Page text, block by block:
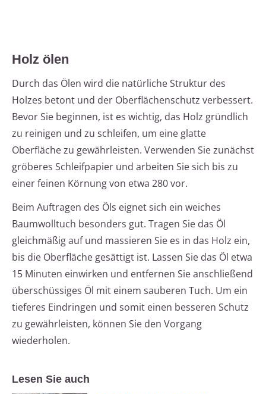
Holz ölen
Durch das Ölen wird die natürliche Struktur des
Holzes betont und der Oberflächenschutz verbessert.
Bevor Sie beginnen, ist es wichtig, das Holz gründlich
zu reinigen und zu schleifen, um eine glatte
Oberfläche zu gewährleisten. Verwenden Sie zunächst
gröberes Schleifpapier und arbeiten Sie sich bis zu
einer feinen Körnung von etwa 280 vor.
Beim Auftragen des Öls eignet sich ein weiches
Baumwolltuch besonders gut. Tragen Sie das Öl
gleichmäßig auf und massieren Sie es in das Holz ein,
bis die Oberfläche gesättigt ist. Lassen Sie das Öl etwa
15 Minuten einwirken und entfernen Sie anschließend
überschüssiges Öl mit einem sauberen Tuch. Um ein
tieferes Eindringen und somit einen besseren Schutz
zu gewährleisten, können Sie den Vorgang
wiederholen.
Lesen Sie auch